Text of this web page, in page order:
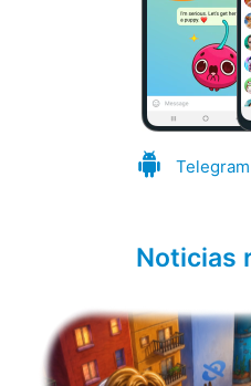
Noticias